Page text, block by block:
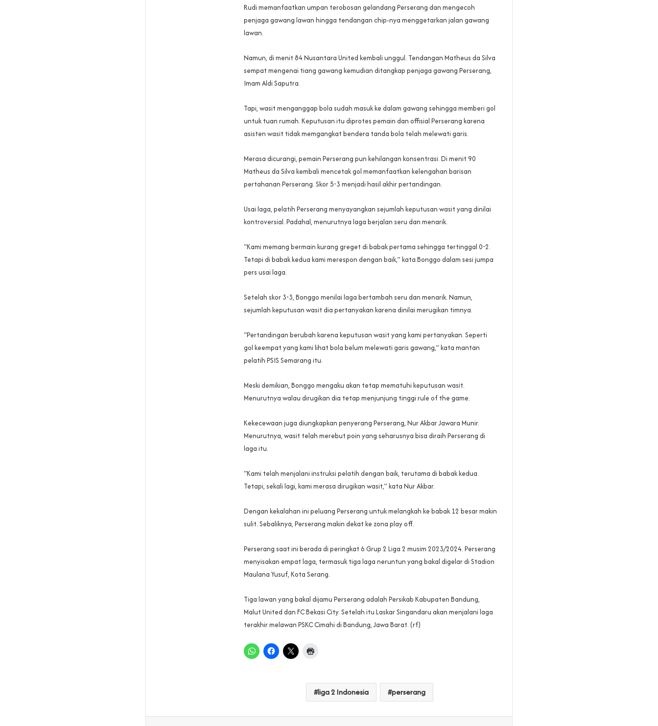
Rudi memanfaatkan umpan terobosan gelandang Perserang dan mengecoh
penjaga gawang lawan hingga tendangan chip-nya menggetarkan jalan gawang
lawan.
Namun, di menit 84 Nusantara United kembali unggul. Tendangan Matheus da Silva
sempat mengenai tiang gawang kemudian ditangkap penjaga gawang Perserang,
Imam Aldi Saputra.
Tapi, wasit menganggap bola sudah masuk ke dalam gawang sehingga memberi gol
untuk tuan rumah. Keputusan itu diprotes pemain dan offisial Perserang karena
asisten wasit tidak memgangkat bendera tanda bola telah melewati garis.
Merasa dicurangi, pemain Perserang pun kehilangan konsentrasi. Di menit 90
Matheus da Silva kembali mencetak gol memanfaatkan kelengahan barisan
pertahanan Perserang. Skor 5-3 menjadi hasil akhir pertandingan.
Usai laga, pelatih Perserang menyayangkan sejumlah keputusan wasit yang dinilai
kontroversial. Padahal, menurutnya laga berjalan seru dan menarik.
“Kami memang bermain kurang greget di babak pertama sehingga tertinggal 0-2.
Tetapi di babak kedua kami merespon dengan baik,” kata Bonggo dalam sesi jumpa
pers usai laga.
Setelah skor 3-3, Bonggo menilai laga bertambah seru dan menarik. Namun,
sejumlah keputusan wasit dia pertanyakan karena dinilai merugikan timnya.
“Pertandingan berubah karena keputusan wasit yang kami pertanyakan. Seperti
gol keempat yang kami lihat bola belum melewati garis gawang,” kata mantan
pelatih PSIS Semarang itu.
Meski demikian, Bonggo mengaku akan tetap mematuhi keputusan wasit.
Menurutnya walau dirugikan dia tetap menjunjung tinggi rule of the game.
Kekecewaan juga diungkapkan penyerang Perserang, Nur Akbar Jawara Munir.
Menurutnya, wasit telah merebut poin yang seharusnya bisa diraih Perserang di
laga itu.
“Kami telah menjalani instruksi pelatih dengan baik, terutama di babak kedua.
Tetapi, sekali lagi, kami merasa dirugikan wasit,” kata Nur Akbar.
Dengan kekalahan ini peluang Perserang untuk melangkah ke babak 12 besar makin
sulit. Sebaliknya, Perserang makin dekat ke zona play off.
Perserang saat ini berada di peringkat 6 Grup 2 Liga 2 musim 2023/2024. Perserang
menyisakan empat laga, termasuk tiga laga neruntun yang bakal digelar di Stadion
Maulana Yusuf, Kota Serang.
Tiga lawan yang bakal dijamu Perserang adalah Persikab Kabupaten Bandung,
Malut United dan FC Bekasi City. Setelah itu Laskar Singandaru akan menjalani laga
terakhir melawan PSKC Cimahi di Bandung, Jawa Barat. (rf)
liga 2 Indonesia perserang